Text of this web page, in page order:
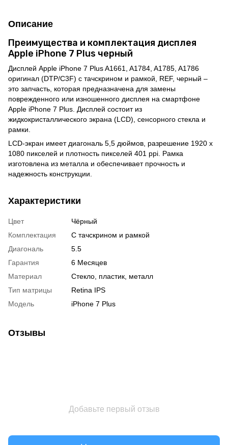
Описание
Преимущества и комплектация дисплея
Apple iPhone 7 Plus черный
Дисплей Apple iPhone 7 Plus A1661, A1784, A1785, A1786
оригинал (DTP/C3F) с тачскрином и рамкой, REF, черный –
это запчасть, которая предназначена для замены
поврежденного или изношенного дисплея на смартфоне
Apple iPhone 7 Plus. Дисплей состоит из
жидкокристаллического экрана (LCD), сенсорного стекла и
рамки.
LCD-экран имеет диагональ 5,5 дюймов, разрешение 1920 x
1080 пикселей и плотность пикселей 401 ppi. Рамка
изготовлена из металла и обеспечивает прочность и
надежность конструкции.
Характеристики
Цвет
Чёрный
Комплектация
С тачскрином и рамкой
Диагональ
5.5
Гарантия
6 Месяцев
Материал
Стекло, пластик, металл
Тип матрицы
Retina IPS
Модель
iPhone 7 Plus
Отзывы
Добавьте первый отзыв